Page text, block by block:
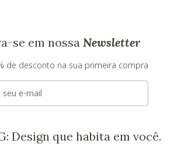
se em nossa Newsletter
de desconto na sua primeira compra
Design que habita em você.